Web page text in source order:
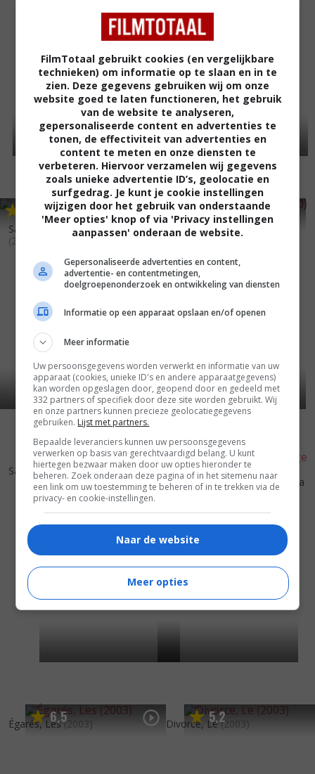
Saïgon, l'été de nos 20 ans
(2011)
58
En cas de malheur (2010)
5, 7
Sagan (2008) 6,4
Henry Dunant: Du rouge sur la
croix (2006)
6,5
Égarés, Les (2003) 5,2
Divorce, Le (2003)
FilmTotaal gebruikt cookies (en vergelijkbare
technieken) om informatie op te slaan en in te
zien. Deze gegevens gebruiken wij om onze
website goed te laten functioneren, het gebruik
van de website te analyseren,
gepersonaliseerde content en advertenties te
tonen, de effectiviteit van advertenties en
content te meten en onze diensten te
verbeteren. Hiervoor verzamelen wij gegevens
zoals unieke advertentie ID’s, geolocatie en
surfgedrag. Je kunt je cookie instellingen
wijzigen door het gebruik van onderstaande
'Meer opties' knop of via 'Privacy instellingen
aanpassen' onderaan de website.
Gepersonaliseerde advertenties en content,
advertentie- en contentmetingen,
doelgroepenonderzoek en ontwikkeling van diensten
Informatie op een apparaat opslaan en/of openen
Meer informatie
Uw persoonsgegevens worden verwerkt en informatie van uw
apparaat (cookies, unieke ID's en andere apparaatgegevens)
kan worden opgeslagen door, geopend door en gedeeld met
332 partners of specifiek door deze site worden gebruikt. Wij
en onze partners kunnen precieze geolocatiegegevens
gebruiken. Lijst met partners.
Bepaalde leveranciers kunnen uw persoonsgegevens
verwerken op basis van gerechtvaardigd belang. U kunt
hiertegen bezwaar maken door uw opties hieronder te
beheren. Zoek onderaan deze pagina of in het sitemenu naar
een link om uw toestemming te beheren of in te trekken via de
privacy- en cookie-instellingen.
Naar de website
Meer opties